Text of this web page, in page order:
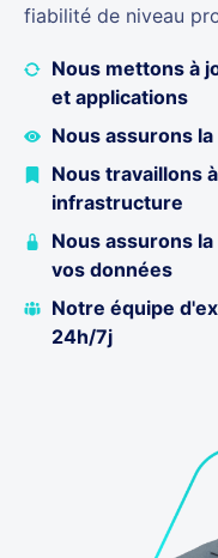
fiabilité de niveau
Nous mettons à
et applications
Nous assurons
Nous travaillons
infrastructure
Nous assurons
vos données
Notre équipe
24h/7j